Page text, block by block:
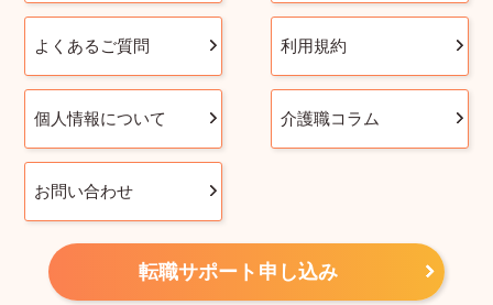
よくあるご質問 利用規約
個人情報について 介護職コラム
お問い合わせ
転職サポート申し込み